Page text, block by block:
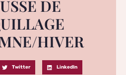
DE
HIVER
Twitter LinkedIn